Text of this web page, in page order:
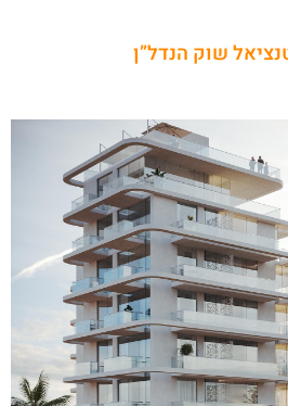
שוק הנדל”ן